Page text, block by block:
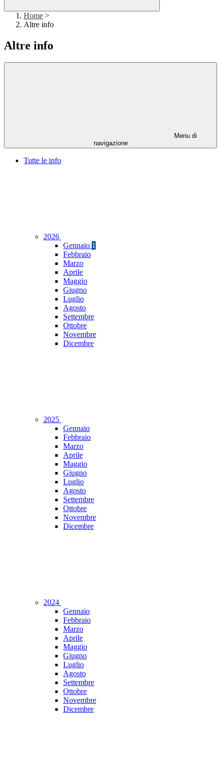
Home >
Altre info
Altre info
Menu di
navigazione
Tutte le info
2026
Gennaio 1
Febbraio
Marzo
Aprile
Maggio
Giugno
Luglio
Agosto
Settembre
Ottobre
Novembre
Dicembre
2025
Gennaio
Febbraio
Marzo
Aprile
Maggio
Giugno
Luglio
Agosto
Settembre
Ottobre
Novembre
Dicembre
2024
Gennaio
Febbraio
Marzo
Aprile
Maggio
Giugno
Luglio
Agosto
Settembre
Ottobre
Novembre
Dicembre